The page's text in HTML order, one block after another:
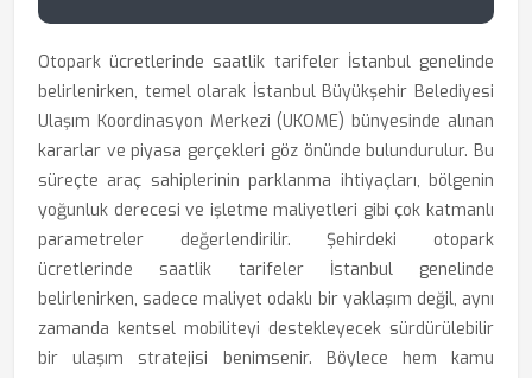
Otopark ücretlerinde saatlik tarifeler İstanbul genelinde
belirlenirken, temel olarak İstanbul Büyükşehir Belediyesi
Ulaşım Koordinasyon Merkezi (UKOME) bünyesinde alınan
kararlar ve piyasa gerçekleri göz önünde bulundurulur. Bu
süreçte araç sahiplerinin parklanma ihtiyaçları, bölgenin
yoğunluk derecesi ve işletme maliyetleri gibi çok katmanlı
parametreler değerlendirilir. Şehirdeki otopark
ücretlerinde saatlik tarifeler İstanbul genelinde
belirlenirken, sadece maliyet odaklı bir yaklaşım değil, aynı
zamanda kentsel mobiliteyi destekleyecek sürdürülebilir
bir ulaşım stratejisi benimsenir. Böylece hem kamu